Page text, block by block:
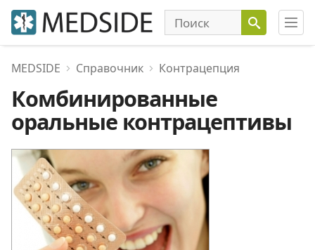
MEDSIDE Справочник Контрацепция
Комбинированные
оральные контрацептивы